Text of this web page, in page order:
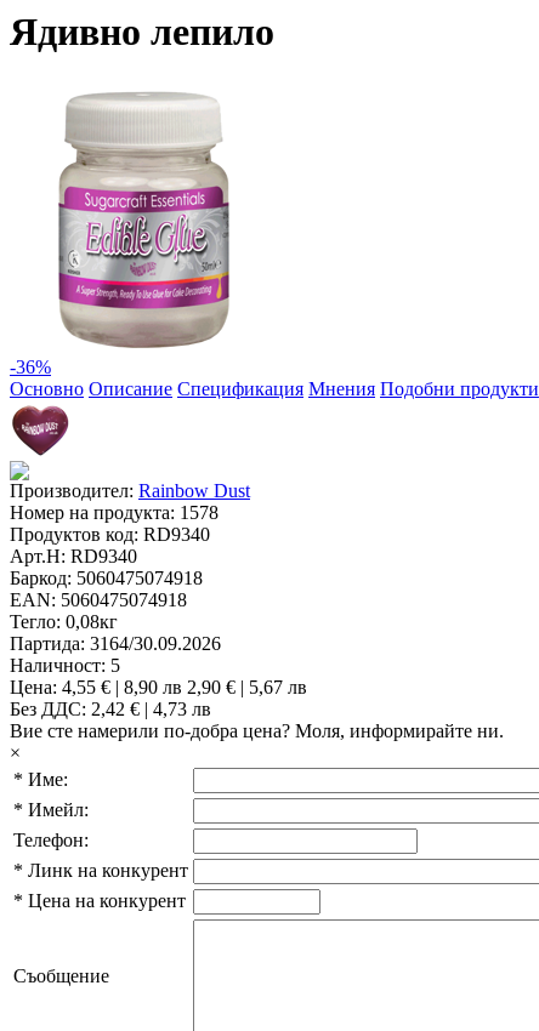
Ядивно лепило
-36%
Основно Описание Спецификация Мнения Подобни продукти
Производител: Rainbow Dust
Номер на продукта: 1578
Продуктов код: RD9340
Арт.Н: RD9340
Баркод: 5060475074918
EAN: 5060475074918
Тегло: 0,08кг
Партида: 3164/30.09.2026
Наличност: 5
Цена: 4,55 € | 8,90 лв 2,90 € | 5,67 лв
Без ДДС: 2,42 € | 4,73 лв
Вие сте намерили по-добра цена? Моля, информирайте ни.
×
* Име:
* Имейл:
Телефон:
* Линк на конкурент
* Цена на конкурент
Съобщение